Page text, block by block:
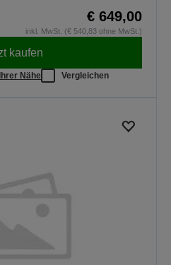
€ 649,00
inkl. MwSt. (€ 540,83 ohne MwSt.)
kaufen
Nähe Vergleichen